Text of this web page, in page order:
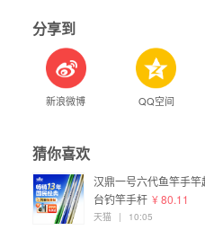
分享到
新浪微博 QQ空间
猜你喜欢
汉鼎一号六代鱼竿手
台钓竿手杆 ¥ 80.11
天猫 | 10:05